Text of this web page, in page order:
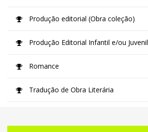
Produção editorial (Obra coleção)
Produção Editorial Infantil e/ou Juvenil
Romance
Tradução de Obra Literária